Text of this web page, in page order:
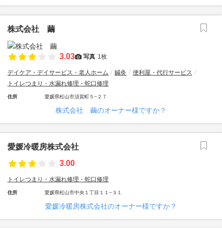
株式会社 繭
3.03 写真 1枚
デイケア・デイサービス・老人ホーム 鍼灸
便利屋・代行サービス
トイレつまり・水漏れ修理・蛇口修理
住所 愛媛県松山市須賀町５−２７
株式会社 繭のオーナー様ですか？
愛媛冷暖房株式会社
3.00
トイレつまり・水漏れ修理・蛇口修理
住所 愛媛県松山市中央１丁目１１−３１
愛媛冷暖房株式会社のオーナー様ですか？